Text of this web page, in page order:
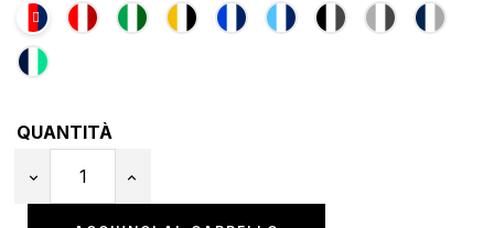
QUANTITÀ